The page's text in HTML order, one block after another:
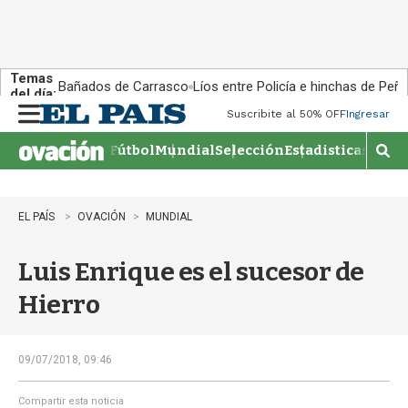
Temas
del día:Bañados de Carrasco Líos entre Policía e hinchas de
n
u
Suscribite al 50% OFFIngresar
FútbolMundialSelecciónEstadisticas
M
o
e
EL PAÍS OVACIÓN MUNDIAL
Luis Enrique es el sucesor de
Hierro
09/07/2018, 09:46
Compartir esta noticia